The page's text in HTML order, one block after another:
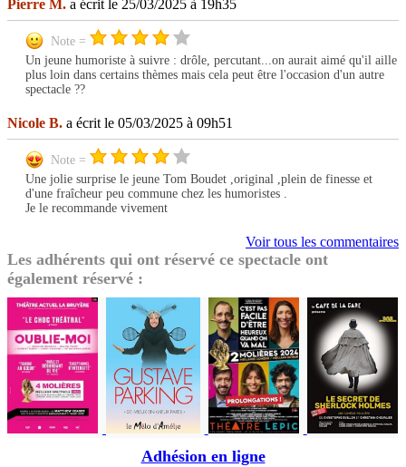
Pierre M. a écrit le 25/03/2025 à 19h35
Note =
Un jeune humoriste à suivre : drôle, percutant...on aurait aimé qu'il aille
plus loin dans certains thèmes mais cela peut être l'occasion d'un autre
spectacle ??
Nicole B. a écrit le 05/03/2025 à 09h51
Note =
Une jolie surprise le jeune Tom Boudet ,original ,plein de finesse et
d'une fraîcheur peu commune chez les humoristes .
Je le recommande vivement
Voir tous les commentaires
Les adhérents qui ont réservé ce spectacle ont
également réservé :
Adhésion en ligne